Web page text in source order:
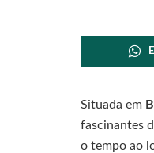
Situada em
fascinantes
o tempo ao